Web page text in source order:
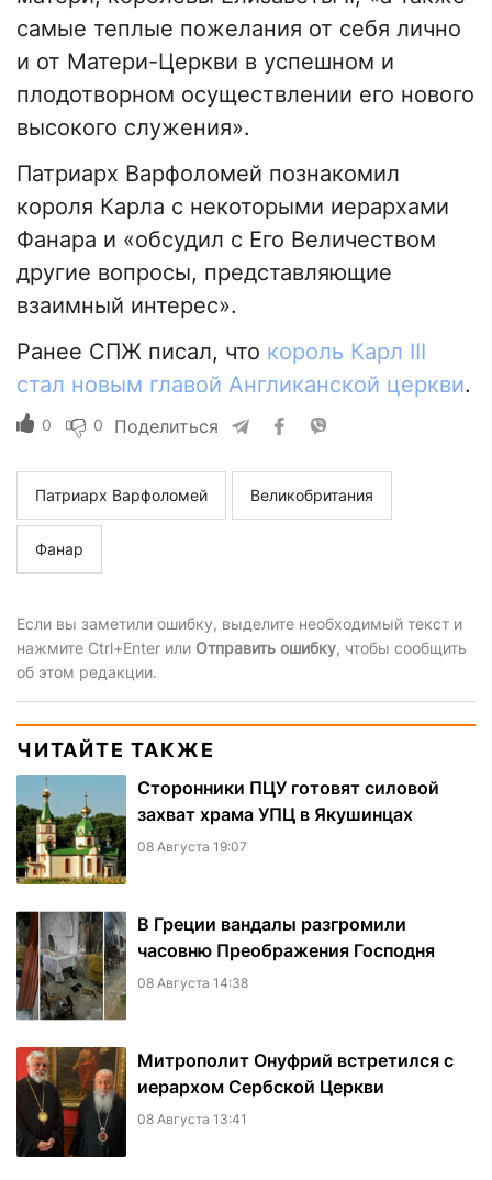
самые теплые пожелания от себя лично
и от Матери-Церкви в успешном и
плодотворном осуществлении его нового
высокого служения».
Патриарх Варфоломей познакомил
короля Карла с некоторыми иерархами
Фанара и «обсудил с Его Величеством
другие вопросы, представляющие
взаимный интерес».
Ранее СПЖ писал, что король Карл III
стал новым главой Англиканской церкви.
0 0 Поделиться
Патриарх Варфоломей Великобритания
Фанар
Если вы заметили ошибку, выделите необходимый текст и
нажмите Ctrl+Enter или Отправить ошибку, чтобы сообщить
об этом редакции.
ЧИТАЙТЕ ТАКЖЕ
Сторонники ПЦУ готовят силовой
захват храма УПЦ в Якушинцах
08 Августа 19:07
В Греции вандалы разгромили
часовню Преображения Господня
08 Августа 14:38
Митрополит Онуфрий встретился с
иерархом Сербской Церкви
08 Августа 13:41